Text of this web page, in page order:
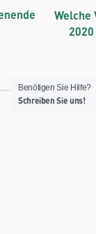
Welche
Benötigen Sie Hilfe?
Schreiben Sie uns!